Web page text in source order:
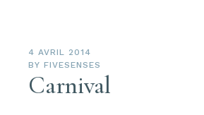
4 AVRIL 2014
BY FIVESENSES
Carnival